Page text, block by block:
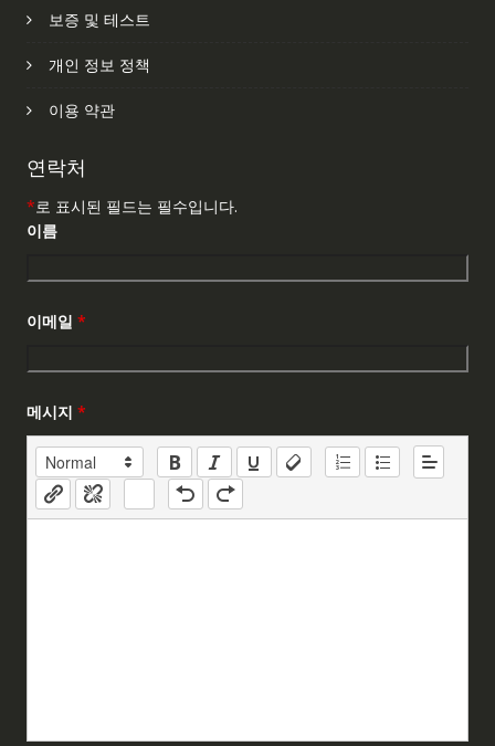
보증 및 테스트
개인 정보 정책
이용 약관
연락처
*로 표시된 필드는 필수입니다.
이름
이메일 *
메시지 *